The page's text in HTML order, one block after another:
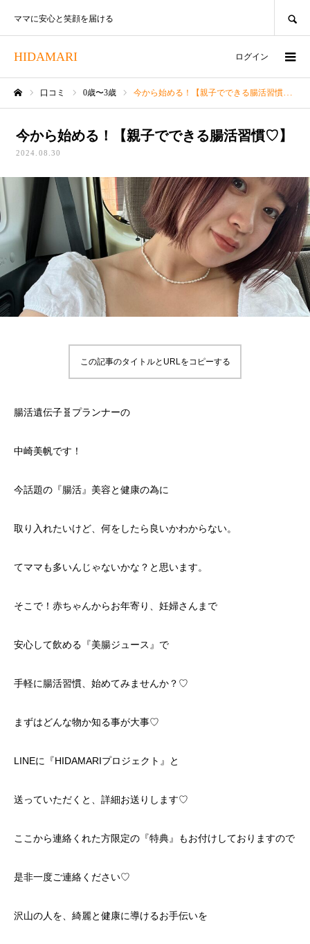
HIDAMARI
ママに安心と笑顔を届ける
ログイン
口コミ 0歳〜3歳 今から始める！【親子でできる腸活習慣♡】
今から始める！【親子でできる腸活習慣♡】
2024.08.30
この記事のタイトルとURLをコピーする
腸活遺伝子🧬プランナーの
中崎美帆です！
今話題の『腸活』美容と健康の為に
取り入れたいけど、何をしたら良いかわからない。
てママも多いんじゃないかな？と思います。
そこで！赤ちゃんからお年寄り、妊婦さんまで
安心して飲める『美腸ジュース』で
手軽に腸活習慣、始めてみませんか？♡
まずはどんな物か知る事が大事♡
LINEに『HIDAMARIプロジェクト』と
送っていただくと、詳細お送りします♡
ここから連絡くれた方限定の『特典』もお付けしておりますので
是非一度ご連絡ください♡
沢山の人を、綺麗と健康に導けるお手伝いを